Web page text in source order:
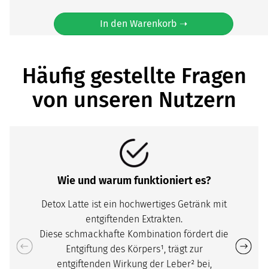
In den Warenkorb ➝
Häufig gestellte Fragen
von unseren Nutzern
Wie und warum funktioniert es?
Detox Latte ist ein hochwertiges Getränk mit
entgiftenden Extrakten.
Diese schmackhafte Kombination fördert die
Entgiftung des Körpers¹, trägt zur
entgiftenden Wirkung der Leber² bei,